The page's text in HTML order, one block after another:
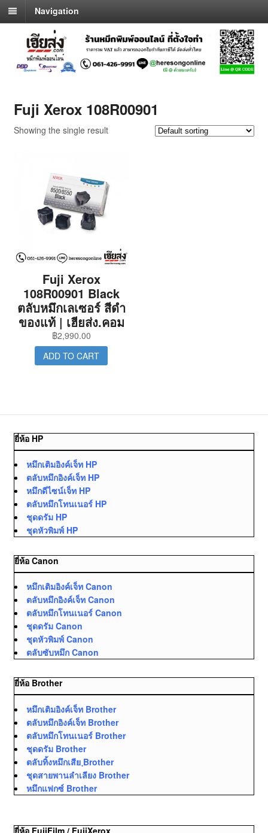
Navigation
Fuji Xerox 108R00901
Showing the single result
Fuji Xerox
108R00901 Black
ตลับหมึกเลเซอร์ สีดำ
ของแท้ | เฮียส่ง.คอม
฿2,990.00
ADD TO CART
ยี่ห้อ HP
หมึกเติมอิงค์เจ็ท HP
ตลับหมึกอิงค์เจ็ท HP
หมึกดีไซน์เจ็ท HP
ตลับหมึกโทนเนอร์ HP
ชุดดรัม HP
ชุดหัวพิมพ์ HP
ยี่ห้อ Canon
หมึกเติมอิงค์เจ็ท Canon
ตลับหมึกอิงค์เจ็ท Canon
ตลับหมึกโทนเนอร์ Canon
ชุดดรัม Canon
ชุดหัวพิมพ์ Canon
ตลับซับหมึก Canon
ยี่ห้อ Brother
หมึกเติมอิงค์เจ็ท Brother
ตลับหมึกอิงค์เจ็ท Brother
ตลับหมึกโทนเนอร์ Brother
ชุดดรัม Brother
ตลับทิ้งหมึกเสีย ฺBrother
ชุดสายพานลำเลียง Brother
หมึกแฟกซ์ Brother
ยี่ห้อ FujiFilm / FujiXerox